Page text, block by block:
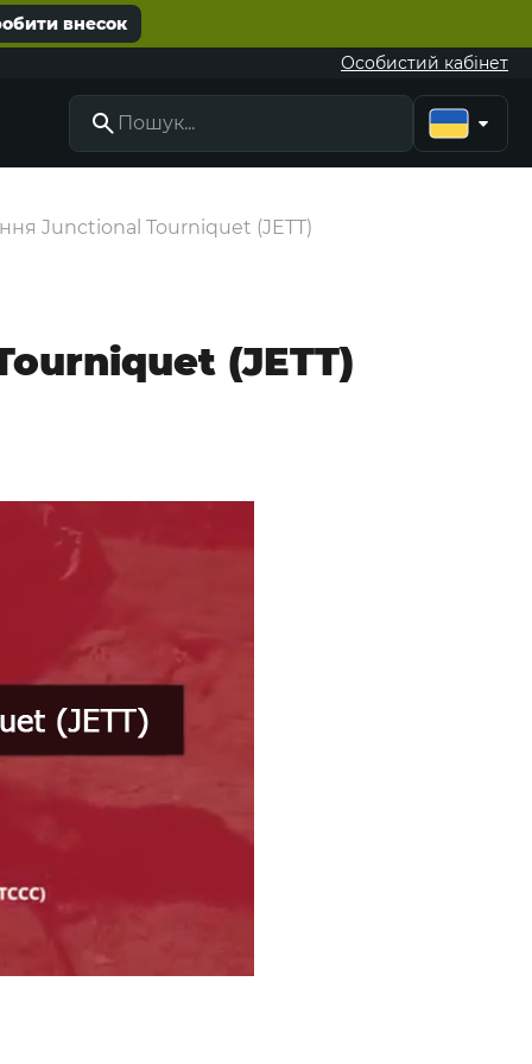
внесок
Особистий кабінет
Junctional Tourniquet (JETT)
(JETT)